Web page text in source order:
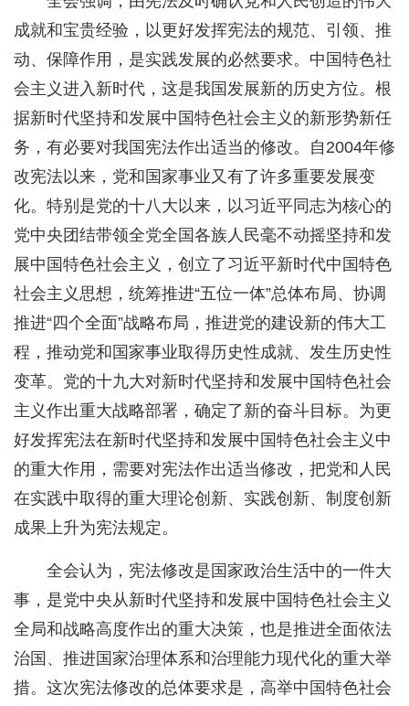
成就和宝贵经验，以更好发挥宪法的规范、引领、推
动、保障作用，是实践发展的必然要求。中国特色社
会主义进入新时代，这是我国发展新的历史方位。根
据新时代坚持和发展中国特色社会主义的新形势新任
务，有必要对我国宪法作出适当的修改。自2004年修
改宪法以来，党和国家事业又有了许多重要发展变
化。特别是党的十八大以来，以习近平同志为核心的
党中央团结带领全党全国各族人民毫不动摇坚持和发
展中国特色社会主义，创立了习近平新时代中国特色
社会主义思想，统筹推进“五位一体”总体布局、协调
推进“四个全面”战略布局，推进党的建设新的伟大工
程，推动党和国家事业取得历史性成就、发生历史性
变革。党的十九大对新时代坚持和发展中国特色社会
主义作出重大战略部署，确定了新的奋斗目标。为更
好发挥宪法在新时代坚持和发展中国特色社会主义中
的重大作用，需要对宪法作出适当修改，把党和人民
在实践中取得的重大理论创新、实践创新、制度创新
成果上升为宪法规定。
全会认为，宪法修改是国家政治生活中的一件大
事，是党中央从新时代坚持和发展中国特色社会主义
全局和战略高度作出的重大决策，也是推进全面依法
治国、推进国家治理体系和治理能力现代化的重大举
措。这次宪法修改的总体要求是，高举中国特色社会